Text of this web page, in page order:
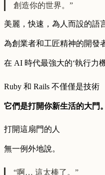
創造你的世界。”
美麗，快速，為人而設的語
為創業者和工匠精神的開發
在 AI 時代最強大的‘執行力機
Ruby 和 Rails 不僅僅是技術
它們是打開你新生活的大門。
打開這扇門的人
無一例外地說。
“啊… 這太棒了。”